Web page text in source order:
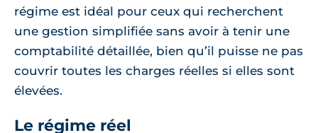
régime est idéal pour ceux qui recherchent
une gestion simplifiée sans avoir à tenir une
comptabilité détaillée, bien qu’il puisse ne pas
couvrir toutes les charges réelles si elles sont
élevées.
Le régime réel